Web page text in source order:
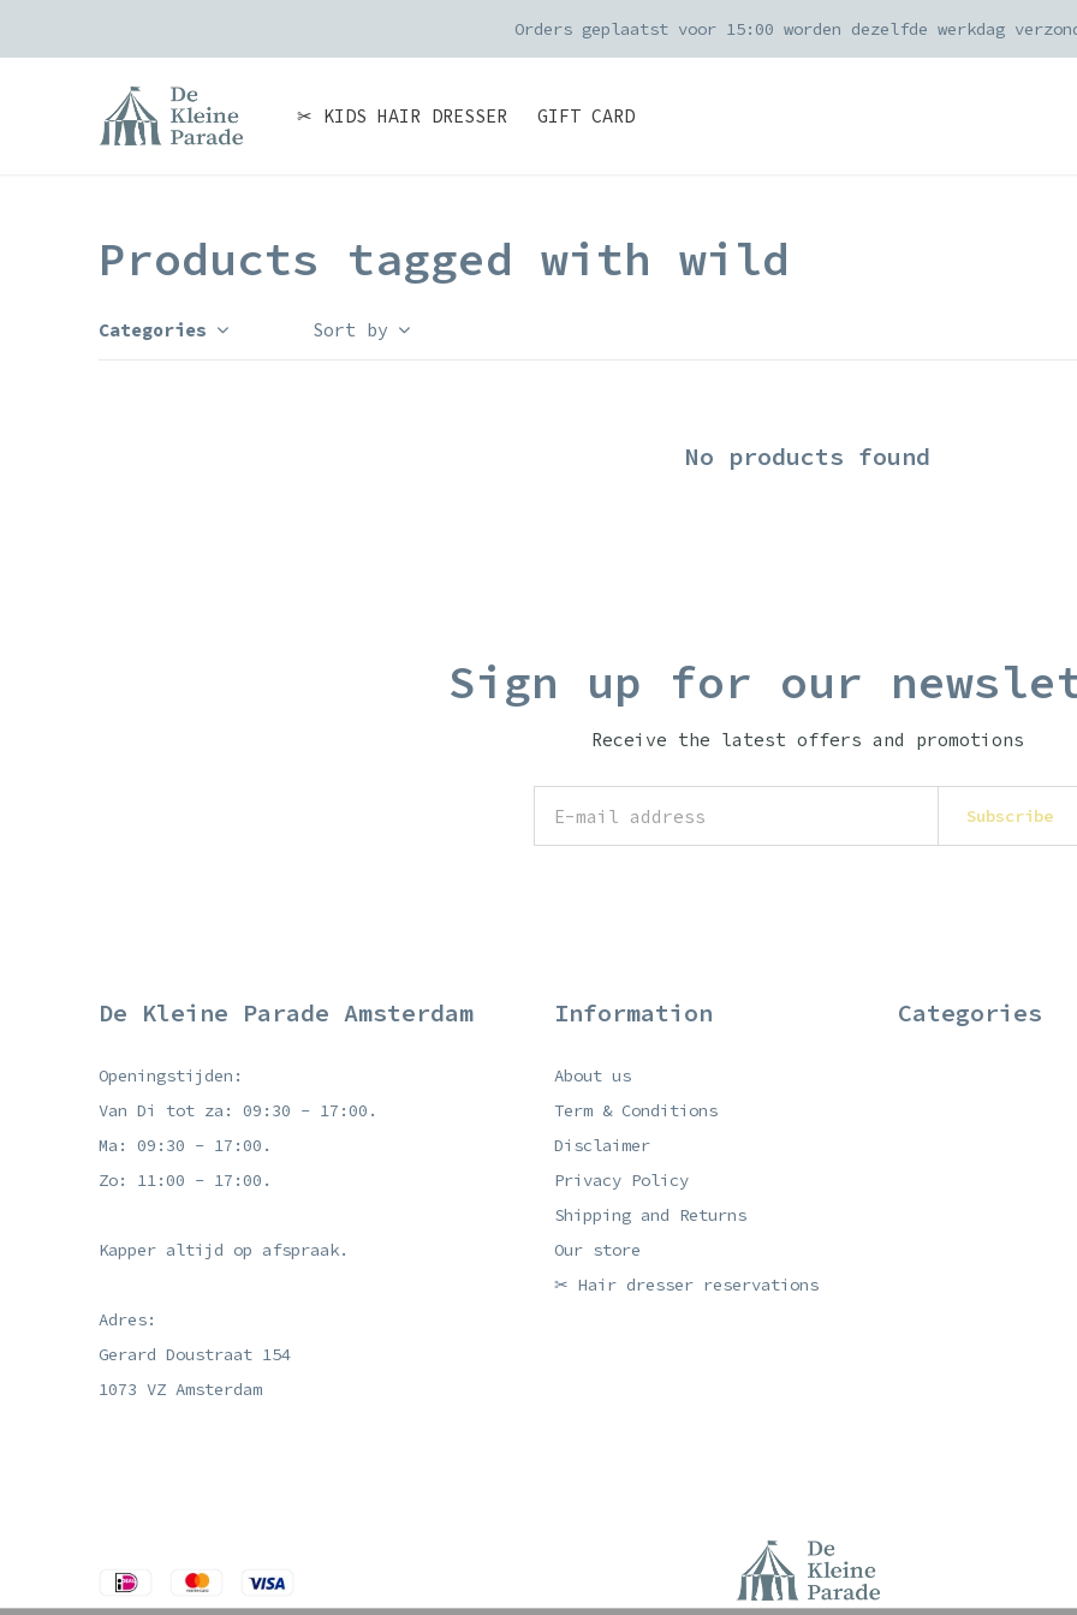
✂ KIDS HAIR DRESSER GIFT CARD
Orders geplaatst voor 15:00 worden dezelfde werkdag
Products tagged with wild
Categories Sort by
No products found
Sign up for our
Receive the latest offers and promotions
Subscribe
De Kleine Parade Amsterdam
Openingstijden:
Van Di tot za: 09:30 - 17:00.
Ma: 09:30 - 17:00.
Zo: 11:00 - 17:00.
Kapper altijd op afspraak.
Adres:
Gerard Doustraat 154
1073 VZ Amsterdam
Information
About us
Term & Conditions
Disclaimer
Privacy Policy
Shipping and Returns
Our store
✂ Hair dresser reservations
Categories